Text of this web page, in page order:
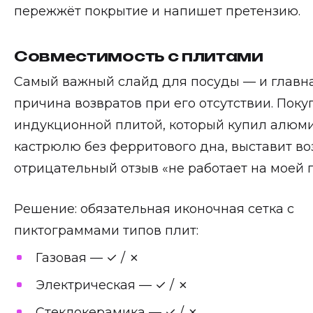
пережжёт покрытие и напишет претензию.
Совместимость с плитами
Самый важный слайд для посуды — и
причина возвратов при его отсутствии.
индукционной плитой, который купил
кастрюлю без ферритового дна, выставит
отрицательный отзыв «не работает на моей
Решение: обязательная иконочная сетка с
пиктограммами типов плит:
Газовая — ✓ / ✗
Электрическая — ✓ / ✗